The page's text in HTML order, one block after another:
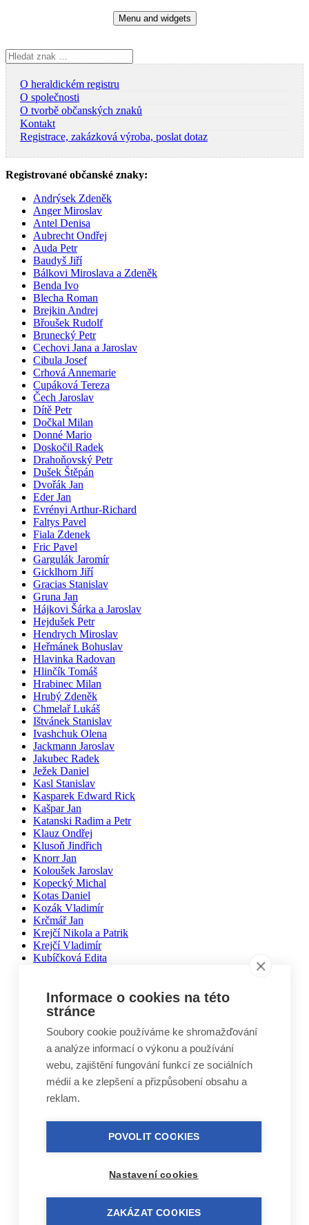
Menu and widgets
Vyhledávání
O heraldickém registru
O společnosti
O tvorbě občanských znaků
Kontakt
Registrace, zakázková výroba, poslat dotaz
Registrované občanské znaky:
Andrýsek Zdeněk
Anger Miroslav
Antel Denisa
Aubrecht Ondřej
Auda Petr
Baudyš Jiří
Bálkovi Miroslava a Zdeněk
Benda Ivo
Blecha Roman
Brejkin Andrej
Břoušek Rudolf
Brunecký Petr
Cechovi Jana a Jaroslav
Cibula Josef
Crhová Annemarie
Cupáková Tereza
Čech Jaroslav
Dítě Petr
Dočkal Milan
Donné Mario
Doskočil Radek
Drahoňovský Petr
Dušek Štěpán
Dvořák Jan
Eder Jan
Evrényi Arthur-Richard
Faltys Pavel
Fiala Zdenek
Fric Pavel
Gargulák Jaromír
Gicklhorn Jiří
Gracias Stanislav
Gruna Jan
Hájkovi Šárka a Jaroslav
Hejdušek Petr
Hendrych Miroslav
Heřmánek Bohuslav
Hlavinka Radovan
Hlinčík Tomáš
Hrabinec Milan
Hrubý Zdeněk
Chmelař Lukáš
Ištvánek Stanislav
Ivashchuk Olena
Jackmann Jaroslav
Jakubec Radek
Ježek Daniel
Kasl Stanislav
Kasparek Edward Rick
Kašpar Jan
Katanski Radim a Petr
Klauz Ondřej
Klusoň Jindřich
Knorr Jan
Koloušek Jaroslav
Kopecký Michal
Kotas Daniel
Kozák Vladimír
Krčmář Jan
Krejčí Nikola a Patrik
Krejčí Vladimír
Kubíčková Edita
Lebduška Martin
Lesák Jiří
Lukáš Miloslav
Macháček Jiří
Máca Karel
Málek Vlastimil
Matal Oldřich
Matyášek Ivo
Matyskiewiczová Lenka
Mikulášek Josef
Mikuláštíková Petra
Informace o cookies na této
stránce
Soubory cookie používáme ke shromažďování
a analýze informací o výkonu a používání
webu, zajištění fungování funkcí ze sociálních
médií a ke zlepšení a přizpůsobení obsahu a
reklam.
POVOLIT COOKIES
Nastavení cookies
ZAKÁZAT COOKIES